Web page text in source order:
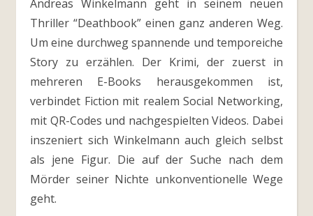
Andreas Winkelmann geht in seinem neuen
Thriller “Deathbook” einen ganz anderen Weg.
Um eine durchweg spannende und temporeiche
Story zu erzählen. Der Krimi, der zuerst in
mehreren E-Books herausgekommen ist,
verbindet Fiction mit realem Social Networking,
mit QR-Codes und nachgespielten Videos. Dabei
inszeniert sich Winkelmann auch gleich selbst
als jene Figur. Die auf der Suche nach dem
Mörder seiner Nichte unkonventionelle Wege
geht.